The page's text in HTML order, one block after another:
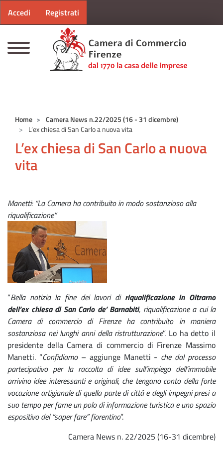
Menu profilo utente
Accedi Registrati
Home
Camera News n.22/2025 (16 - 31 dicembre)
L’ex chiesa di San Carlo a nuova vita
L’ex chiesa di San Carlo a nuova
vita
Manetti: “La Camera ha contribuito in modo sostanzioso alla
riqualificazione”
“Bella notizia la fine dei lavori di riqualificazione in Oltrarno
dell’ex chiesa di San Carlo de’ Barnabiti, riqualificazione a cui la
Camera di commercio di Firenze ha contribuito in maniera
sostanziosa nei lunghi anni della ristrutturazione”. Lo ha detto il
presidente della Camera di commercio di Firenze Massimo
Manetti. “Confidiamo– aggiunge Manetti - che dal processo
partecipativo per la raccolta di idee sull’impiego dell’immobile
arrivino idee interessanti e originali, che tengano conto della forte
vocazione artigianale di quella parte di città e degli impegni presi a
suo tempo per farne un polo di informazione turistica e uno spazio
espositivo del “saper fare” fiorentino”.
Camera News n. 22/2025 (16-31 dicembre)